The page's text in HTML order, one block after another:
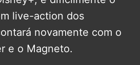
live-action dos
novamente com o
e o Magneto.